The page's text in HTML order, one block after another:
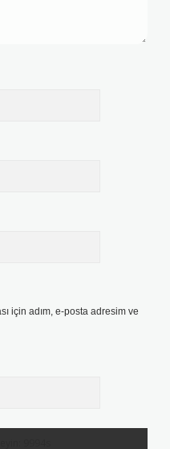
için adım, e-posta adresim ve